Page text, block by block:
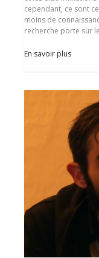
cependant, ce sont
moins de
recherche porte sur
En savoir plus